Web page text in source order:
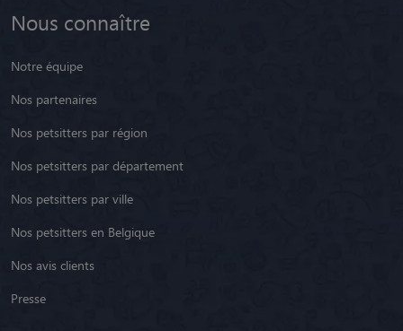
Nous connaître
Notre équipe
Nos partenaires
Nos petsitters par région
Nos petsitters par département
Nos petsitters par ville
Nos petsitters en Belgique
Nos avis clients
Presse